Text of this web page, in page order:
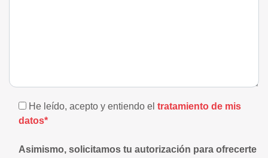
He leído, acepto y entiendo el tratamiento de mis
datos*
Asimismo, solicitamos tu autorización para ofrecerte